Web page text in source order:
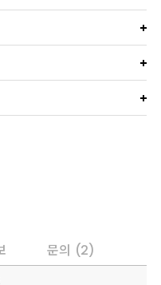
문의 (2)